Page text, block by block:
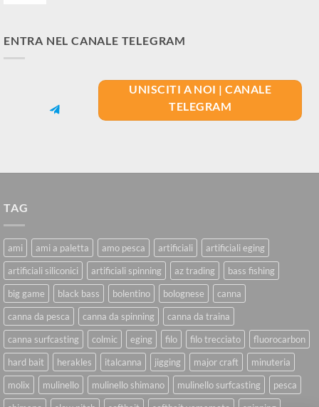
ENTRA NEL CANALE TELEGRAM
UNISCITI A NOI | CANALE
TELEGRAM
TAG
ami ami a paletta amo pesca artificiali
artificiali eging
artificiali siliconici
artificiali spinning az trading
bass fishing
big game
black bass bolentino bolognese
canna
canna da pesca
canna da spinning
canna da traina
canna surfcasting
colmic eging filo filo trecciato
fluorocarbon
hard bait
herakles italcanna jigging major craft
minuteria
molix
mulinello mulinello shimano mulinello surfcasting
pesca